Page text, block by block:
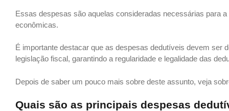
Essas despesas são aquelas consideradas necessárias para
econômicas.
É importante destacar que as despesas dedutíveis devem ser
legislação fiscal, garantindo a regularidade e legalidade das
Depois de saber um pouco mais sobre deste assunto, veja
Quais são as principais despesas